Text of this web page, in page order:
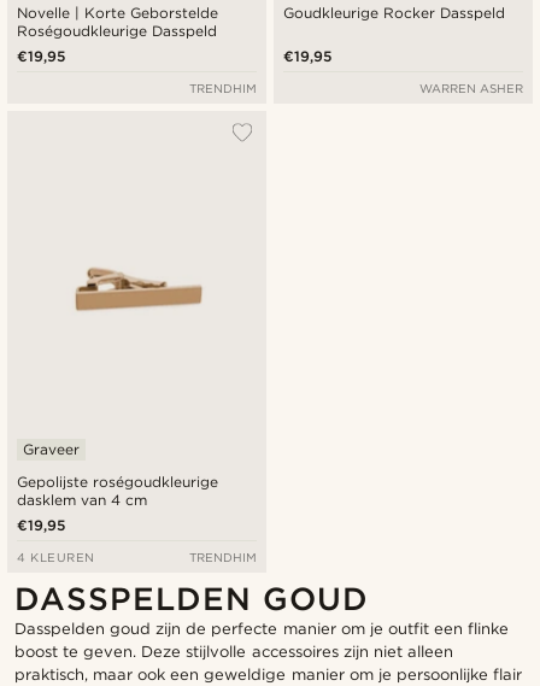
Novelle | Korte Geborstelde
Roségoudkleurige Dasspeld
€19,95
TRENDHIM
Goudkleurige Rocker Dasspeld
€19,95
WARREN ASHER
Gepolijste roségoudkleurige
dasklem van 4 cm
Graveer
€19,95
4 KLEUREN TRENDHIM
DASSPELDEN GOUD
Dasspelden goud zijn de perfecte manier om je outfit een flinke
boost te geven. Deze stijlvolle accessoires zijn niet alleen
praktisch, maar ook een geweldige manier om je persoonlijke flair